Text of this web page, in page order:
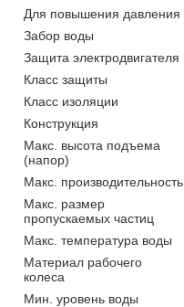
Для повышения давления
Забор воды
Защита электродвигателя
Класс защиты
Класс изоляции
Конструкция
Макс. высота подъема
(напор)
Макс. производительность
Макс. размер
пропускаемых частиц
Макс. температура воды
Материал рабочего
колеса
Мин. уровень воды